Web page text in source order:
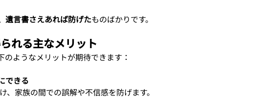
遺言書さえあれば防げたものばかりです。
れる主なメリット
ようなメリットが期待できます：
できる
家族の間での誤解や不信感を防げます。